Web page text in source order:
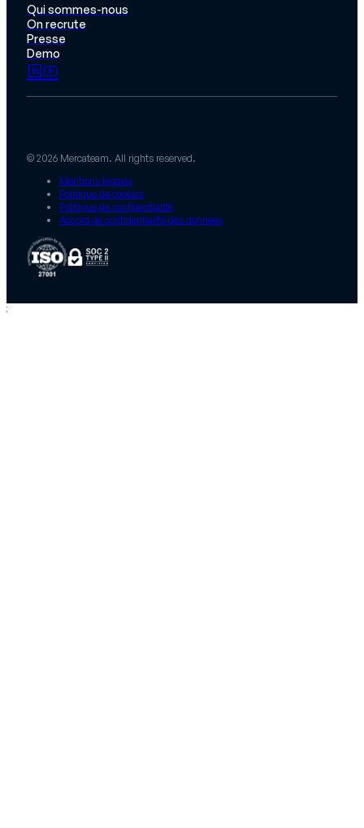
Qui sommes-nous
On recrute
Presse
Demo
© 2026 Mercateam. All rights reserved.
Mentions légales
Politique de cookies
Politique de confidentialité
Accord de confidentialité des données
;